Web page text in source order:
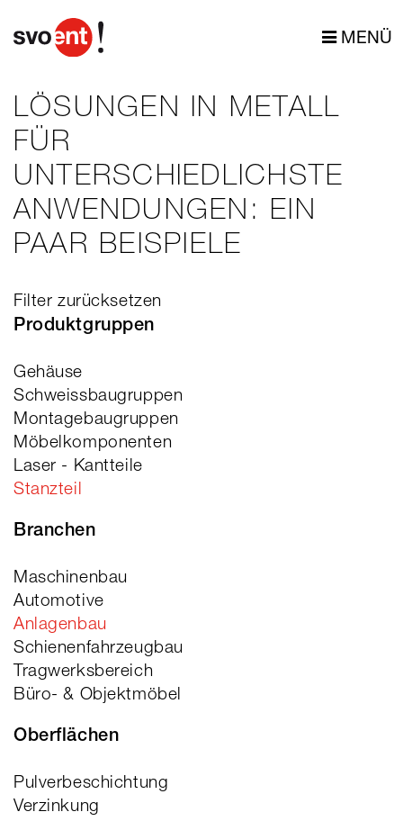
MENÜ
LÖSUNGEN IN METALL
FÜR
UNTERSCHIEDLICHSTE
ANWENDUNGEN: EIN
PAAR BEISPIELE
Filter zurücksetzen
Produktgruppen
Gehäuse
Schweissbaugruppen
Montagebaugruppen
Möbelkomponenten
Laser - Kantteile
Stanzteil
Branchen
Maschinenbau
Automotive
Anlagenbau
Schienenfahrzeugbau
Tragwerksbereich
Büro- & Objektmöbel
Oberflächen
Pulverbeschichtung
Verzinkung